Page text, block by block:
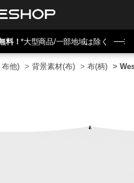
料！*大型商品/一部地域は除く
布他) > 背景素材(布) > 布(柄) >